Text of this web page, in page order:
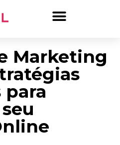
Marketing
para